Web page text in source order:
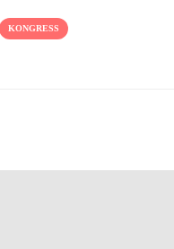
KONGRESS